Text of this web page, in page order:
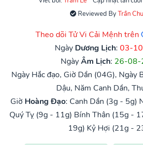
Reviewed ByTrần
Theo dõi Tử Vi Cải Mệnh trên
Ngày Dương Lịch: 03-
NgàyÂm Lịch: 26-08-
Ngày Hắc đạo, Giờ Dần (04G), Ngày
Dậu, Năm Canh Dần,
Giờ Hoàng Đạo: Canh Dần (3g - 5g)
Quý Tỵ (9g - 11g) Bính Thân (15g -
19g) Kỷ Hợi (21g -